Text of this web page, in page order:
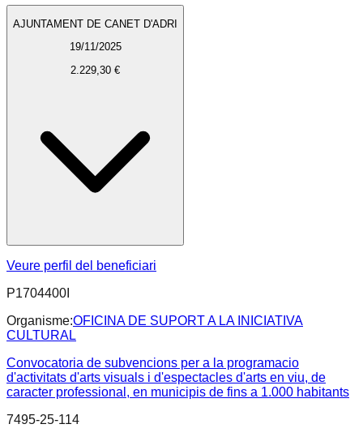
AJUNTAMENT DE CANET D'ADRI
19/11/2025
2.229,30 €
Veure perfil del beneficiari
P1704400I
Organisme:OFICINA DE SUPORT A LA INICIATIVA
CULTURAL
Convocatoria de subvencions per a la programacio
d'activitats d'arts visuals i d'espectacles d'arts en viu, de
caracter professional, en municipis de fins a 1.000 habitants
7495-25-114